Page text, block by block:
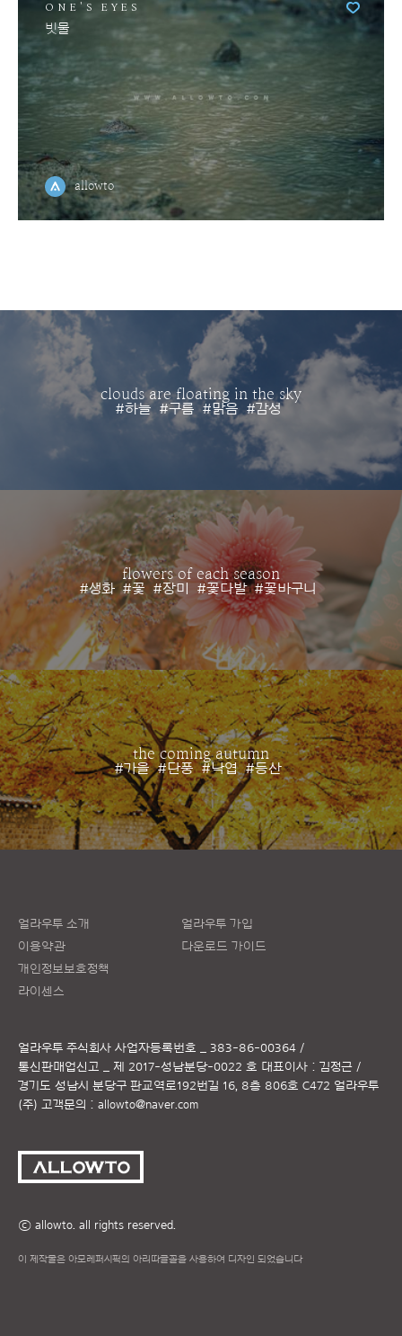
ONE'S EYES
빗물
allowto
clouds are floating in the sky
#하늘 #구름 #맑음 #감성
flowers of each season
#생화 #꽃 #장미 #꽃다발 #꽃바구니
the coming autumn
#가을 #단풍 #낙엽 #등산
얼라우투 소개
이용약관
개인정보보호정책
라이센스
얼라우투 가입
다운로드 가이드
얼라우투 주식회사 사업자등록번호 _ 383-86-00364 /
통신판매업신고 _ 제 2017-성남분당-0022 호 대표이사 : 김정근 /
경기도 성남시 분당구 판교역로192번길 16, 8층 806호 C472 얼라우투
(주) 고객문의 : allowto@naver.com
ⓒ allowto. all rights reserved.
이 제작물은 아모레퍼시픽의 아리따글꼴을 사용하여 디자인 되었습니다